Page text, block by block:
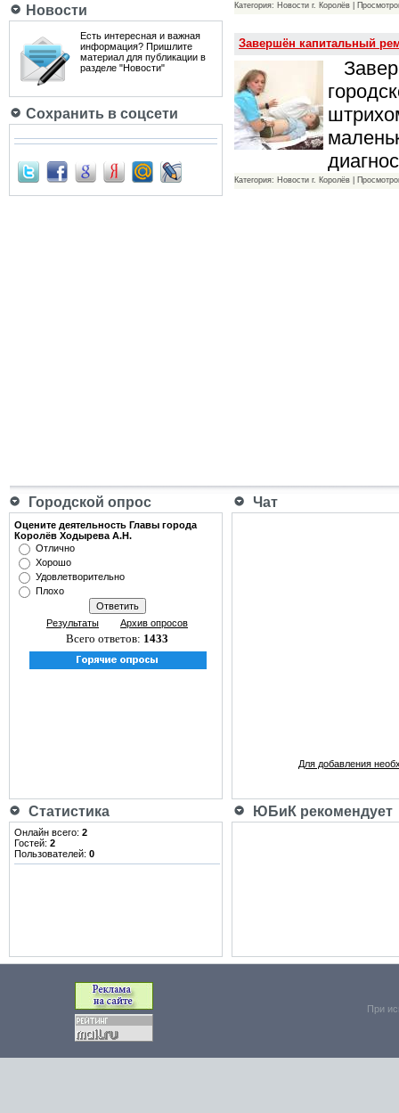
Новости
Есть интересная и важная
информация? Пришлите
материал для публикации в
разделе "Новости"
Сохранить в соцсети
Категория: Новости г. Королёв |
Завершён капитальный
Категория: Новости г. Королёв |
Городской опрос Чат
Оцените деятельность Главы города
Королёв Ходырева А.Н.
Отлично
Хорошо
Удовлетворительно
Плохо
Результаты Архив опросов
Всего ответов: 1433
Для добавления
Статистика ЮБиК рекомендует
Онлайн всего: 2
Гостей: 2
Пользователей: 0
При